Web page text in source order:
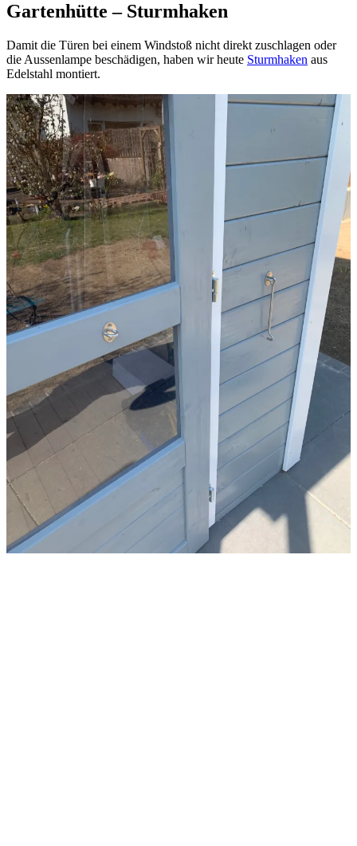
Gartenhütte – Sturmhaken
Damit die Türen bei einem Windstoß nicht direkt zuschlagen oder
die Aussenlampe beschädigen, haben wir heute Sturmhaken aus
Edelstahl montiert.